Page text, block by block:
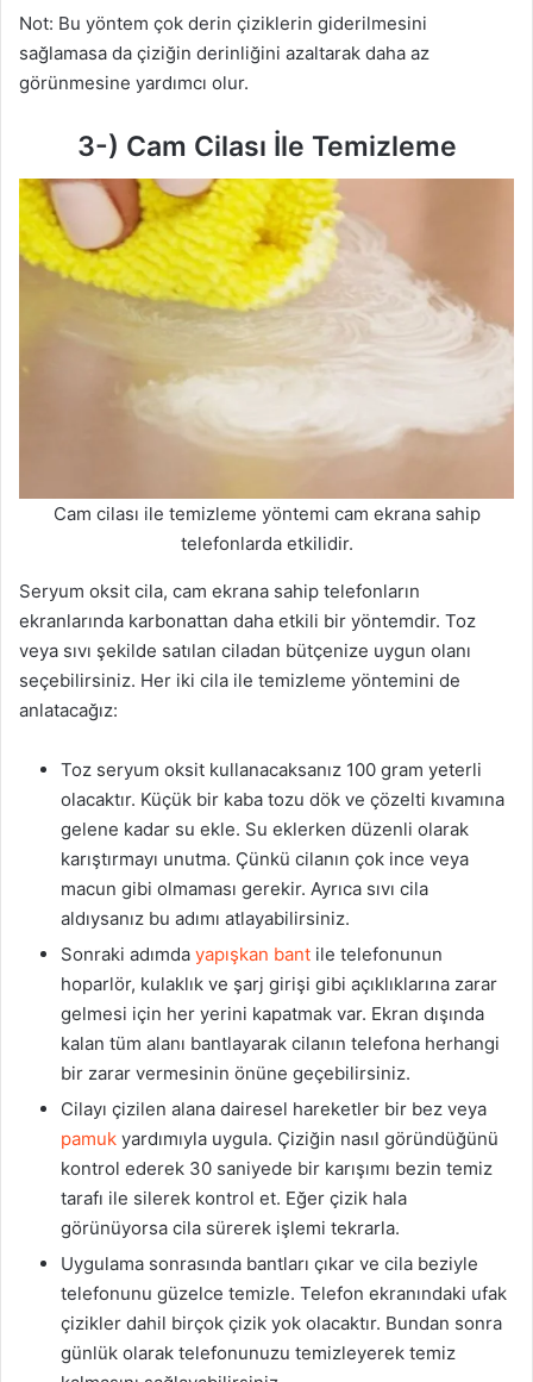
Not: Bu yöntem çok derin çiziklerin giderilmesini
sağlamasa da çiziğin derinliğini azaltarak daha az
görünmesine yardımcı olur.
3-) Cam Cilası İle Temizleme
Cam cilası ile temizleme yöntemi cam ekrana sahip
telefonlarda etkilidir.
Seryum oksit cila, cam ekrana sahip telefonların
ekranlarında karbonattan daha etkili bir yöntemdir. Toz
veya sıvı şekilde satılan ciladan bütçenize uygun olanı
seçebilirsiniz. Her iki cila ile temizleme yöntemini de
anlatacağız:
Toz seryum oksit kullanacaksanız 100 gram yeterli
olacaktır. Küçük bir kaba tozu dök ve çözelti kıvamına
gelene kadar su ekle. Su eklerken düzenli olarak
karıştırmayı unutma. Çünkü cilanın çok ince veya
macun gibi olmaması gerekir. Ayrıca sıvı cila
aldıysanız bu adımı atlayabilirsiniz.
Sonraki adımda yapışkan bant ile telefonunun
hoparlör, kulaklık ve şarj girişi gibi açıklıklarına zarar
gelmesi için her yerini kapatmak var. Ekran dışında
kalan tüm alanı bantlayarak cilanın telefona herhangi
bir zarar vermesinin önüne geçebilirsiniz.
Cilayı çizilen alana dairesel hareketler bir bez veya
pamuk yardımıyla uygula. Çiziğin nasıl göründüğünü
kontrol ederek 30 saniyede bir karışımı bezin temiz
tarafı ile silerek kontrol et. Eğer çizik hala
görünüyorsa cila sürerek işlemi tekrarla.
Uygulama sonrasında bantları çıkar ve cila beziyle
telefonunu güzelce temizle. Telefon ekranındaki ufak
çizikler dahil birçok çizik yok olacaktır. Bundan sonra
günlük olarak telefonunuzu temizleyerek temiz